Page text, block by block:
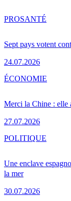
Sept pays votent
24.07.2026
PROSANTÉ
Merci la Chine : elle
27.07.2026
ÉCONOMIE
Une enclave
la mer
30.07.2026
POLITIQUE